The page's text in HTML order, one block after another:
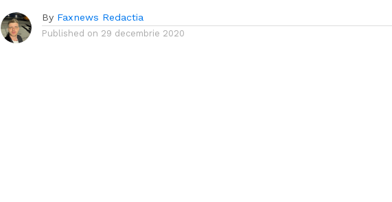
By Faxnews Redactia
Published on 29 decembrie 2020